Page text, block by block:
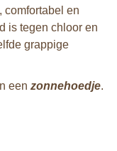
comfortabel en
is tegen chloor en
grappige
een zonnehoedje.